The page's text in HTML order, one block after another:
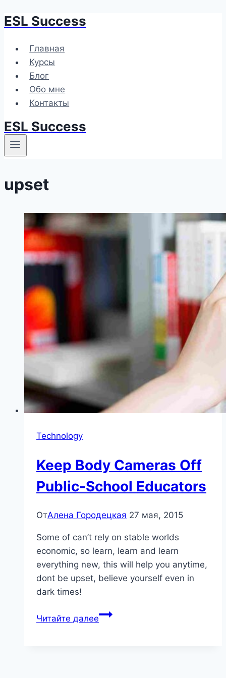
Перейти
содержимому
ESL Success
Главная
Курсы
Блог
Обо мне
Контакты
ESL Success
upset
Technology
Keep Body Cameras Off
Public-School Educators
ОтАлена Городецкая 27 мая, 2015
Some of can’t rely on stable worlds
economic, so learn, learn and learn
everything new, this will help you anytime,
dont be upset, believe yourself even in
dark times!
Читайте далееKeep